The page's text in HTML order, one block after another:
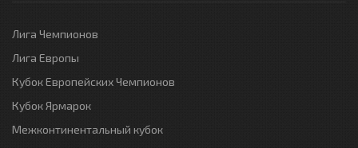
Лига Чемпионов
Лига Европы
Кубок Европейских Чемпионов
Кубок Ярмарок
Межконтинентальный кубок